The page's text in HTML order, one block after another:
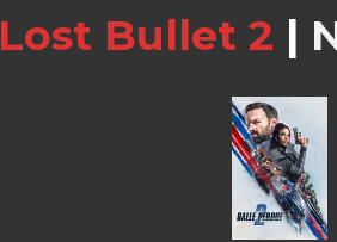
Lost Bullet 2 |